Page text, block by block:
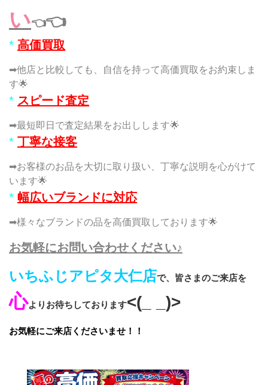
い👈👈
* 高価買取
➡他店と比較しても、自信を持って高価買取をお約束しま
す🌟
* スピード査定
➡最短即日で査定結果をお出しします🌟
* 丁寧な接客
➡お客様のお品を大切に取り扱い、丁寧な説明を心がけて
います🌟
* 幅広いブランドに対応
➡様々なブランドの品を高価買取しております🌟
お気軽にお問い合わせください♪
いちふじアピタ大仁店で、皆さまのご来店を
心よりお待ちしております<(_ _)>
お気軽にご来店くださいませ！！